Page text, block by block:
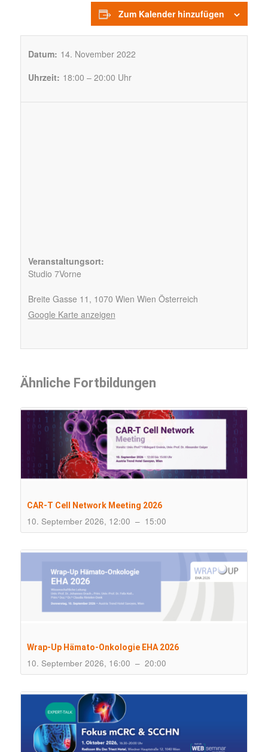
Zum Kalender hinzufügen
Datum: 14. November 2022
Uhrzeit: 18:00 – 20:00 Uhr
Veranstaltungsort:
Studio 7Vorne
Breite Gasse 11, 1070 Wien Wien Österreich
Google Karte anzeigen
Ähnliche Fortbildungen
CAR-T Cell Network Meeting 2026
10. September 2026, 12:00 – 15:00
Wrap-Up Hämato-Onkologie EHA 2026
10. September 2026, 16:00 – 20:00